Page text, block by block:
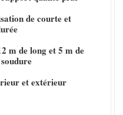
de courte et
m de long et 5 m de
et extérieur